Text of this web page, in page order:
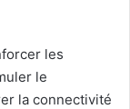
les
le
la connectivité